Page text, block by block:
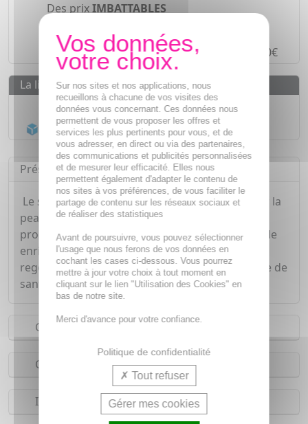
Des prixIMBATTABLES
SÉCURISÉ
Paiement en4 fois sans frais à partir de 30€
La livraison
Livraison gratuite dès 55€
Acheminement Chronoposten 24h*
Présentation
Le soin réhydratant 72h hydrate en profondeur la
peau durant 72h en continu. Sa texture légère
procure une sensation de fraicheur et sa formule
enrichie à l'Aloe Vera permet à la peau de se
regénérer et de s'hydrater. La peau est éclatante de
santé et revitalisé.
Conseils d'utilisation
Composition
Indications
Sur nos sites et nos applications, nous
recueillons à chacune de vos visites des
données vous concernant. Ces données nous
permettent de vous proposer les offres et
services les plus pertinents pour vous, et de
vous adresser, en direct ou via des partenaires,
des communications et publicités personnalisées
et de mesurer leur efficacité. Elles nous
permettent également d'adapter le contenu de
nos sites à vos préférences, de vous faciliter le
partage de contenu sur les réseaux sociaux et
de réaliser des statistiques
Avant de poursuivre, vous pouvez sélectionner
l'usage que nous ferons de vos données en
cochant les cases ci-dessous. Vous pourrez
mettre à jour votre choix à tout moment en
cliquant sur le lien "Utilisation des Cookies" en
bas de notre site.
Merci d'avance pour votre confiance.
Politique de confidentialité
Tout refuser
Gérer mes cookies